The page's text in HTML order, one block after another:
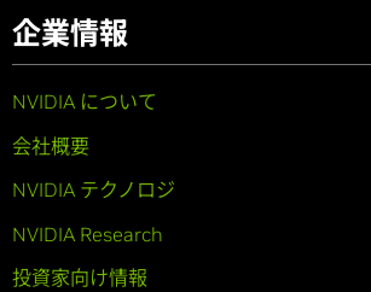
企業情報
NVIDIA について
会社概要
NVIDIA テクノロジ
NVIDIA Research
投資家向け情報